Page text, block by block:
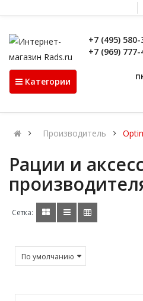
+7 (495)
+7 (969)
Категории
Производитель
Рации и
Сетка: